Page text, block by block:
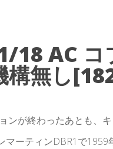
1/18 AC
構無し
ンが終わったあとも、
マーティンDBR1で